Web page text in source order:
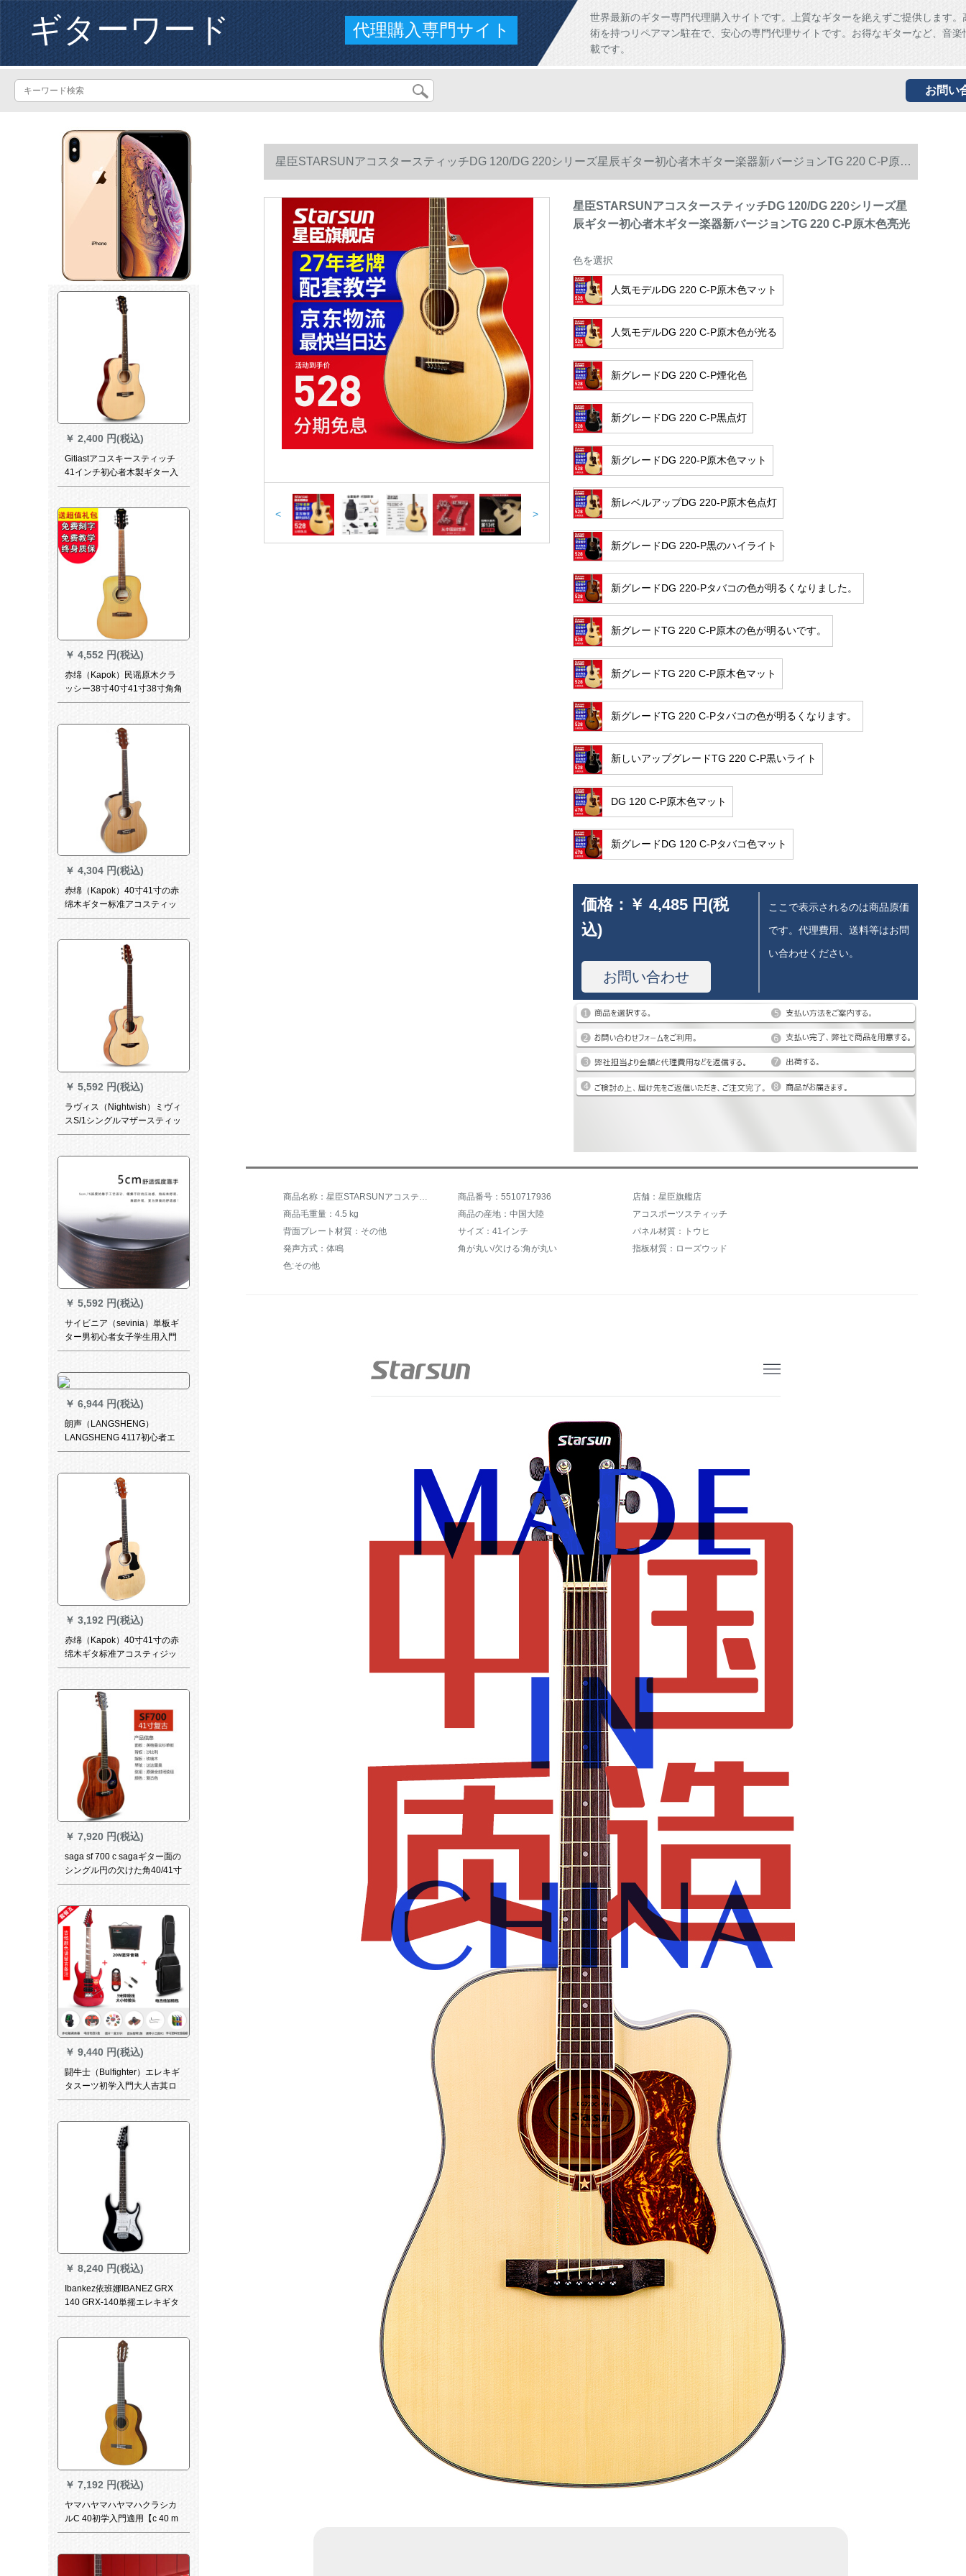
ギターワード 代理購入専門サイト
世界最新のギター専門代理購入サイトです。上質なギターを絶えずご提供します。
術を持つリペアマン駐在で、安心の専門代理サイトです。お得なギターなど、音楽
載です。
お問い
￥ 2,400 円(税込)
Gitiastアコスキースティッチ
41インチ初心者木製ギター入
門男女40学生吉其41寸進級モ
￥ 4,552 円(税込)
赤绵（Kapok）民谣原木クラ
ッシー38寸40寸41寸38寸角角
欠角児童学生初心者入门民谣
￥ 4,304 円(税込)
赤绵（Kapok）40寸41寸の赤
绵木ギター标准アコスティッ
クギター初心者ギター単板実
云杉40寸の原木色の欠けた角
LO-18 Cまで郵送します。
￥ 5,592 円(税込)
ラヴィス（Nightwish）ミヴィ
スS/1シングルマザースティッ
クギター初学36/41インチ角の
￥ 5,592 円(税込)
サイビニア（sevinia）単板ギ
ター男初心者女子学生用入門
アコスティッチ41インチエレ
ックスボックスボックス楽器
黒41インチ欠角ベルト片手
￥ 6,944 円(税込)
朗声（LANGSHENG）
LANGSHENG 4117初心者エ
レクボックスボックスボック
ボックスボックスボックスボ
ックスボックスボックスボッ
クスボックスボックスボック
スボックスのフォークの指弾
のエレクトリックギターの日
￥ 3,192 円(税込)
赤绵（Kapok）40寸41寸の赤
绵木ギタ标准アコスティジッ
ク初心者ギタ単板实木教本ギ
ールします。
￥ 7,920 円(税込)
saga sf 700 c sagaギター面の
シングル円の欠けた角40/41寸
の初心者のシングルボードの
41寸のマットな光SF 700
￥ 9,440 円(税込)
闘牛士（Bulfighter）エレキギ
タスーツ初学入門大人吉其ロ
ック小双揺エレキギターエレ
ススピーカー+ノイズ低減線*1
￥ 8,240 円(税込)
Ibankez依班娜IBANEZ GRX
140 GRX-140単摇エレキギタ
それセット黒
￥ 7,192 円(税込)
ヤマハヤマハヤマハクラシカ
ルC 40初学入門適用【c 40 m
原木マット】
星臣STARSUNアコスタースティッチDG 120/DG 220シリーズ星辰ギター初心者木ギター楽器新バージョンTG 220 C-P原木
色亮光
< >
星臣STARSUNアコスタースティッチDG 120/DG 220シリーズ星
辰ギター初心者木ギター楽器新バージョンTG 220 C-P原木色亮光
色を選択
人気モデルDG 220 C-P原木色マット
人気モデルDG 220 C-P原木色が光る
新グレードDG 220 C-P煙化色
新グレードDG 220 C-P黒点灯
新グレードDG 220-P原木色マット
新レベルアップDG 220-P原木色点灯
新グレードDG 220-P黒のハイライト
新グレードDG 220-Pタバコの色が明るくなりました。
新グレードTG 220 C-P原木の色が明るいです。
新グレードTG 220 C-P原木色マット
新グレードTG 220 C-Pタバコの色が明るくなります。
新しいアップグレードTG 220 C-P黒いライト
DG 120 C-P原木色マット
新グレードDG 120 C-Pタバコ色マット
価格： ￥ 4,485 円(税
込)
お問い合わせ
ここで表示されるのは商品原価
です。代理費用、送料等はお問
い合わせください。
商品名称：星臣STARSUNアコスティッチDG 120/DG 220シリーズ星辰ギター初心者木ギター楽器の新バージョンTG 220 C-P原木色亮光 商品番号：5510717936
店舗：星臣旗艦店
商品毛重量：4.5 kg
商品の産地：中国大陸
アコスポーツスティッチ
背面プレート材質：その他
サイズ：41インチ
パネル材質：トウヒ
発声方式：体鳴
角が丸い/欠ける:角が丸い
指板材質：ローズウッド
色:その他